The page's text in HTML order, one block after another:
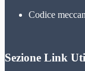
Codice
Sezione Link